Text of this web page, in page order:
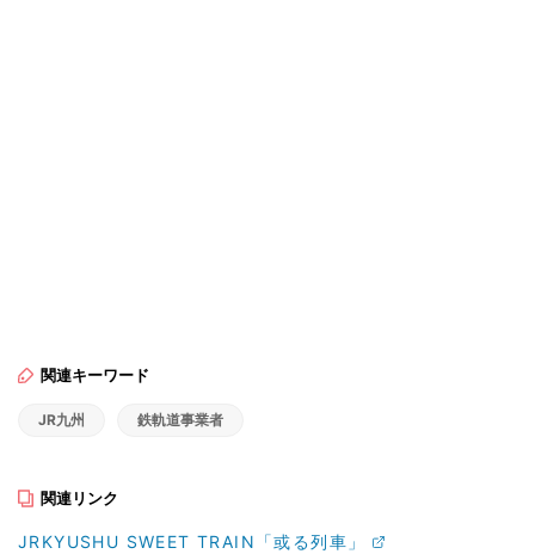
関連キーワード
JR九州 鉄軌道事業者
関連リンク
JRKYUSHU SWEET TRAIN「或る列車」